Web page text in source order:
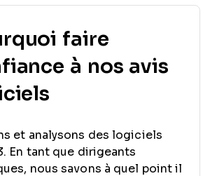
faire
à nos avis
et analysons des logiciels
En tant que dirigeants
nous savons à quel point il